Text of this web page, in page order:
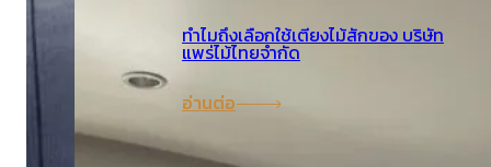
ทำไมถึงเลือกใช้เตียงไม้สักของ บริษัท
แพร่ไม้ไทยจำกัด
อ่านต่อ